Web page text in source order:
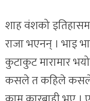
शाह वंशको
राजा भएनन् । भाइ
कुटाकुट मारामार
कसले त कहिले कसले